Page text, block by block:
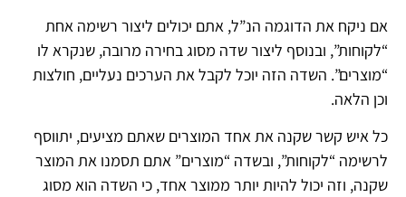
אם ניקח את הדוגמה הנ”ל, אתם יכולים ליצור רשימה אחת
“לקוחות”, ובנוסף ליצור שדה מסוג בחירה מרובה, שנקרא לו
“מוצרים”. השדה הזה יוכל לקבל את הערכים נעליים, חולצות
וכן הלאה.
כל איש קשר שקנה את אחד המוצרים שאתם מציעים, יתווסף
לרשימה “לקוחות”, ובשדה “מוצרים” אתם תסמנו את המוצר
שקנה, וזה יכול להיות יותר ממוצר אחד, כי השדה הוא מסוג